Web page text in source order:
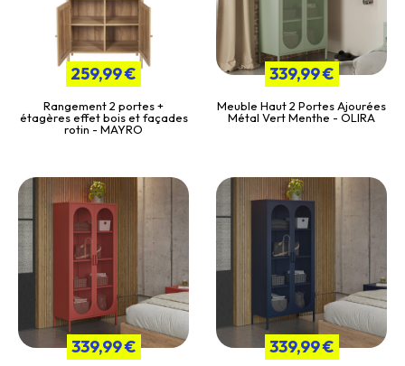
259,99 €
Rangement 2 portes +
étagères effet bois et façades
rotin - MAYRO
339,99 €
Meuble Haut 2 Portes Ajourées
Métal Vert Menthe - OLIRA
339,99 € 339,99 €